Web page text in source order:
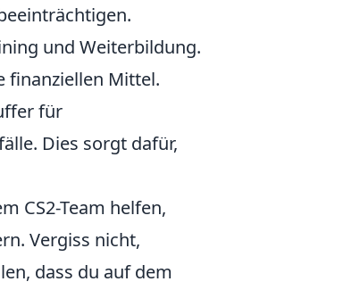
und Weiterbildung.
finanziellen Mittel.
für
Dies sorgt dafür,
CS2-Team helfen,
Vergiss nicht,
dass du auf dem